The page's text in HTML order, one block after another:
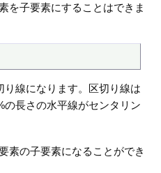
を子要素にすることはできま
線になります。区切り線は
長さの水平線がセンタリン
素の子要素になることができ